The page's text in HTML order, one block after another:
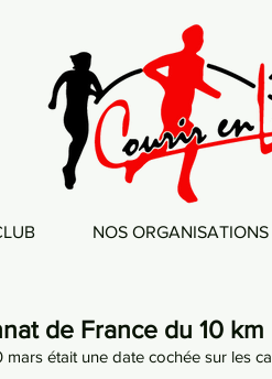
NOS ORGANISATIONS
de France du 10 km
mars était une date cochée sur les